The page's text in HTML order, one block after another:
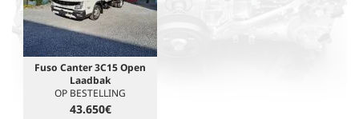
Fuso Canter 3C15 Open
Laadbak
OP BESTELLING
43.650€